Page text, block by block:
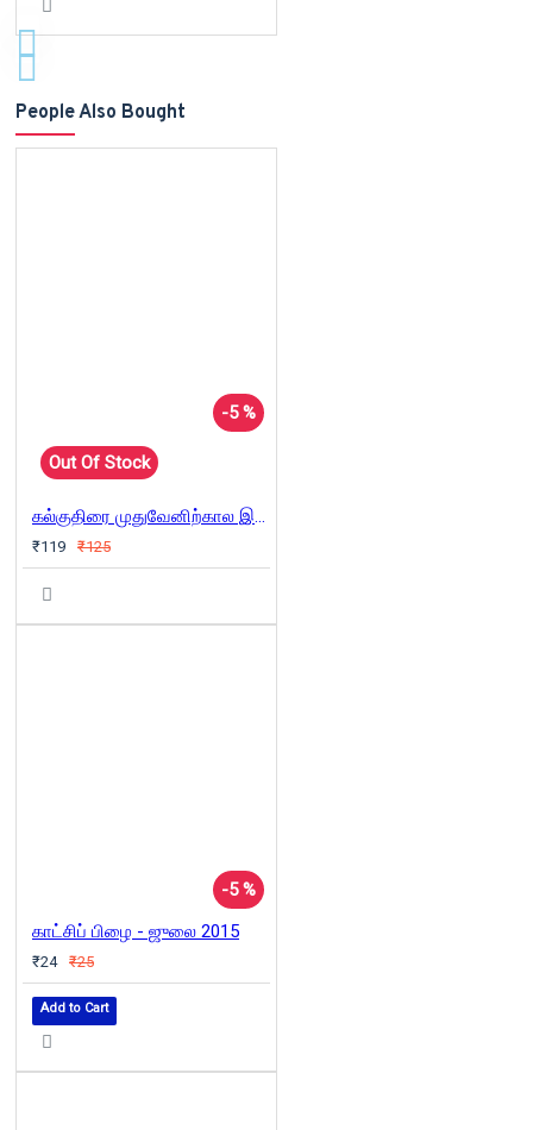
People Also Bought
-5 %
Out Of Stock
கல்குதிரை முதுவேனிற்கால இதழ் 2015
₹119 ₹125
-5 %
காட்சிப் பிழை - ஜுலை 2015
₹24 ₹25
Add to Cart